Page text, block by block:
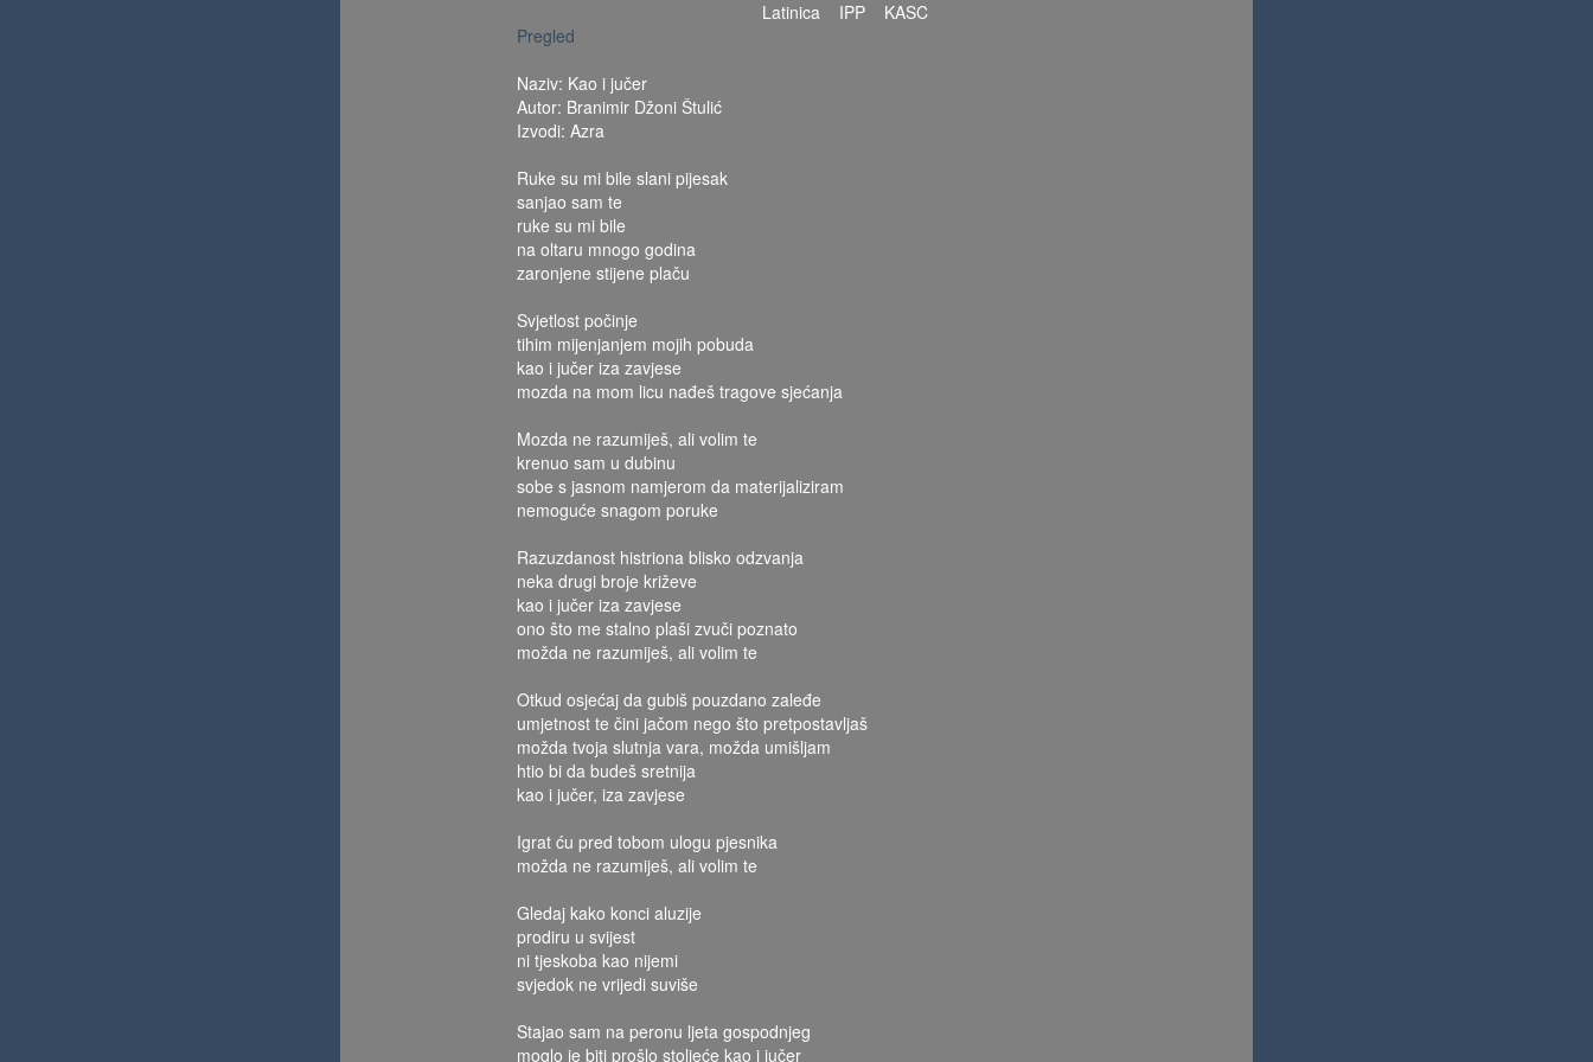
Latinica IPP
KASC
Pregled
Naziv: Kao i jučer
Autor: Branimir Džoni Štulić
Izvodi: Azra
Ruke su mi bile slani pijesak
sanjao sam te
ruke su mi bile
na oltaru mnogo godina
zaronjene stijene plaču
Svjetlost počinje
tihim mijenjanjem mojih pobuda
kao i jučer iza zavjese
mozda na mom licu nađeš tragove sjećanja
Mozda ne razumiješ, ali volim te
krenuo sam u dubinu
sobe s jasnom namjerom da materijaliziram
nemoguće snagom poruke
Razuzdanost histriona blisko odzvanja
neka drugi broje križeve
kao i jučer iza zavjese
ono što me stalno plaši zvuči poznato
možda ne razumiješ, ali volim te
Otkud osjećaj da gubiš pouzdano zaleđe
umjetnost te čini jačom nego što pretpostavljaš
možda tvoja slutnja vara, možda umišljam
htio bi da budeš sretnija
kao i jučer, iza zavjese
Igrat ću pred tobom ulogu pjesnika
možda ne razumiješ, ali volim te
Gledaj kako konci aluzije
prodiru u svijest
ni tjeskoba kao nijemi
svjedok ne vrijedi suviše
Stajao sam na peronu ljeta gospodnjeg
moglo je biti prošlo stoljeće kao i jučer